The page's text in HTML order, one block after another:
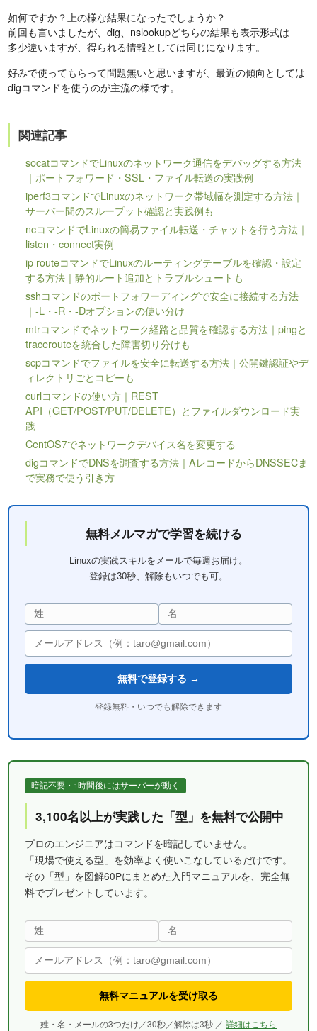
如何ですか？上の様な結果になったでしょうか？
前回も言いましたが、dig、nslookupどちらの結果も表示形式は
多少違いますが、得られる情報としては同じになります。
好みで使ってもらって問題無いと思いますが、最近の傾向としては
digコマンドを使うのが主流の様です。
関連記事
socatコマンドでLinuxのネットワーク通信をデバッグする方法
｜ポートフォワード・SSL・ファイル転送の実践例
iperf3コマンドでLinuxのネットワーク帯域幅を測定する方法｜
サーバー間のスループット確認と実践例も
ncコマンドでLinuxの簡易ファイル転送・チャットを行う方法｜
listen・connect実例
ip routeコマンドでLinuxのルーティングテーブルを確認・設定
する方法｜静的ルート追加とトラブルシュートも
sshコマンドのポートフォワーディングで安全に接続する方法
｜-L・-R・-Dオプションの使い分け
mtrコマンドでネットワーク経路と品質を確認する方法｜pingと
tracerouteを統合した障害切り分けも
scpコマンドでファイルを安全に転送する方法｜公開鍵認証やデ
ィレクトリごとコピーも
curlコマンドの使い方｜REST
API（GET/POST/PUT/DELETE）とファイルダウンロード実
践
CentOS7でネットワークデバイス名を変更する
digコマンドでDNSを調査する方法｜AレコードからDNSSECま
で実務で使う引き方
無料メルマガで学習を続ける
Linuxの実践スキルをメールで毎週お届け。
登録は30秒、解除もいつでも可。
無料で登録する →
登録無料・いつでも解除できます
暗記不要・1時間後にはサーバーが動く
3,100名以上が実践した「型」を無料で公開中
プロのエンジニアはコマンドを暗記していません。
「現場で使える型」を効率よく使いこなしているだけです。
その「型」を図解60Pにまとめた入門マニュアルを、完全無
料でプレゼントしています。
無料マニュアルを受け取る
姓・名・メールの3つだけ／30秒／解除は3秒 ／ 詳細はこちら